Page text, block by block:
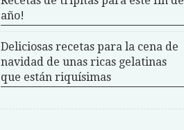
año!
Deliciosas recetas para la cena de
navidad de unas ricas gelatinas
que están riquísimas